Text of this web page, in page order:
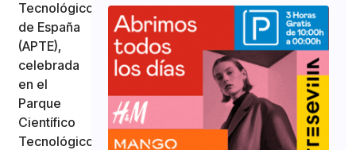
Tecnológicos
de España
(APTE),
celebrada
en el
Parque
Científico
Tecnológico